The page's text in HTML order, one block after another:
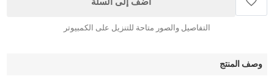
التفاصيل والصور متاحة للتنزيل على الكمبيوتر
وصف المنتج